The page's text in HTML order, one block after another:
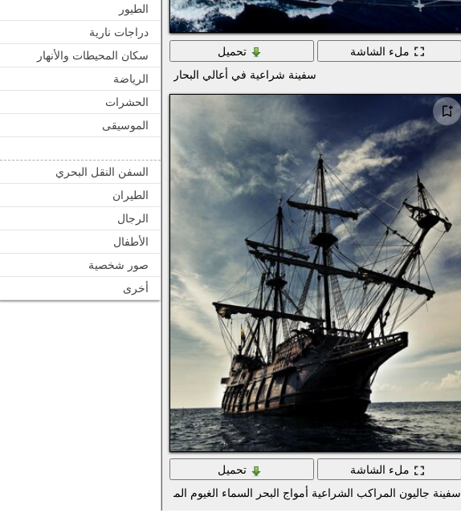
الطيور
دراجات نارية
سكان المحيطات والأنهار
الرياضة
الحشرات
الموسيقى
السفن النقل البحري
الطيران
الرجال
الأطفال
صور شخصية
أخرى
ملء الشاشة
تحميل
سفينة شراعية في أعالي البحار
ملء الشاشة
تحميل
سفينة جاليون المراكب الشراعية أمواج البحر السماء الغيوم المناظر الطبيعية